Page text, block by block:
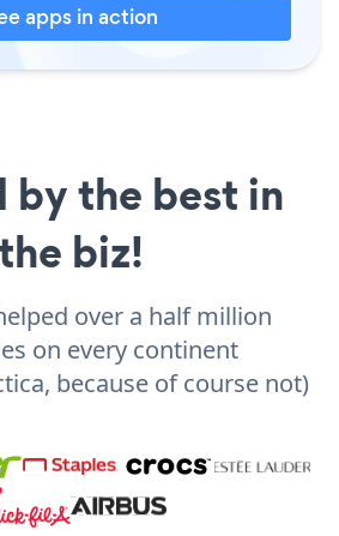
apps in action
by the best in
biz!
over a half million
on every continent
because of course not)